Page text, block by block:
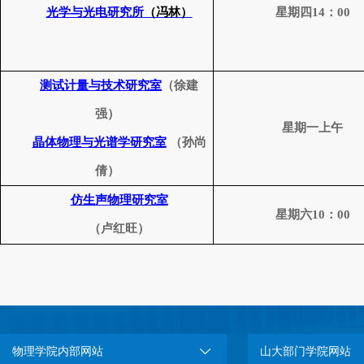
光学与光电研究所（冯林） 星期四14： 00
测试计量与技术研究室 （徐建
强）
晶体物理与光谱学研究室 （孙尚
倩）
星期一上午
仿生声物理研究室
（卢红旺）
星期六10 ： 00
物理学院内部网站 山大部门学院网站